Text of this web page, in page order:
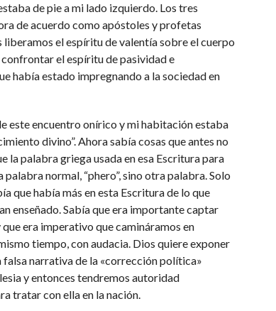
de pie a mi lado izquierdo. Los tres
de acuerdo como apóstoles y profetas
liberamos el espíritu de valentía sobre el cuerpo
el espíritu de pasividad e
había estado impregnando a la sociedad en
este encuentro onírico y mi habitación estaba
divino”. Ahora sabía cosas que antes no
la palabra griega usada en esa Escritura para
palabra normal, “phero”, sino otra palabra. Solo
que había más en esta Escritura de lo que
enseñado. Sabía que era importante captar
que era imperativo que camináramos en
tiempo, con audacia. Dios quiere exponer
narrativa de la «corrección política»
y entonces tendremos autoridad
tratar con ella en la nación.